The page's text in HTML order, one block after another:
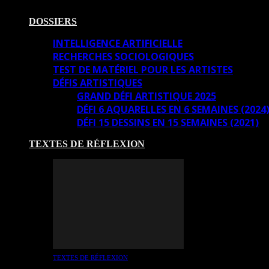
DOSSIERS
INTELLIGENCE ARTIFICIELLE
RECHERCHES SOCIOLOGIQUES
TEST DE MATÉRIEL POUR LES ARTISTES
DÉFIS ARTISTIQUES
GRAND DÉFI ARTISTIQUE 2025
DÉFI 6 AQUARELLES EN 6 SEMAINES (2024)
DÉFI 15 DESSINS EN 15 SEMAINES (2021)
TEXTES DE RÉFLEXION
TEXTES DE RÉFLEXION